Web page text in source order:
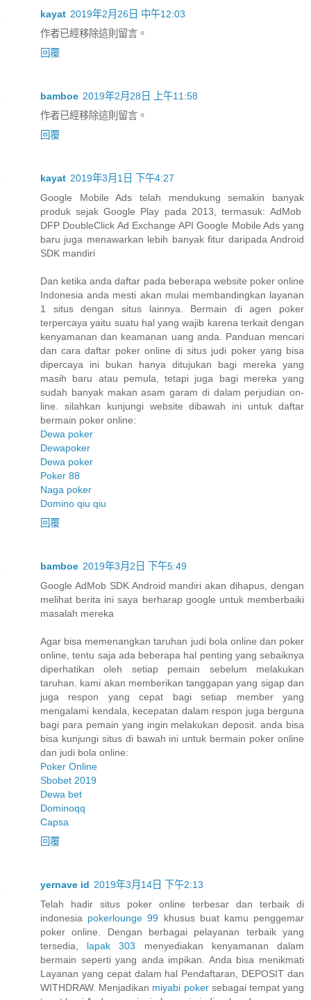
kayat 2019年2月26日 中午12:03
作者已經移除這則留言。
回覆
bamboe 2019年2月28日 上午11:58
作者已經移除這則留言。
回覆
kayat 2019年3月1日 下午4:27
Google Mobile Ads telah mendukung semakin banyak
produk sejak Google Play pada 2013, termasuk: AdMob
DFP DoubleClick Ad Exchange API Google Mobile Ads yang
baru juga menawarkan lebih banyak fitur daripada Android
SDK mandiri
Dan ketika anda daftar pada beberapa website poker online
Indonesia anda mesti akan mulai membandingkan layanan
1 situs dengan situs lainnya. Bermain di agen poker
terpercaya yaitu suatu hal yang wajib karena terkait dengan
kenyamanan dan keamanan uang anda. Panduan mencari
dan cara daftar poker online di situs judi poker yang bisa
dipercaya ini bukan hanya ditujukan bagi mereka yang
masih baru atau pemula, tetapi juga bagi mereka yang
sudah banyak makan asam garam di dalam perjudian on-
line. silahkan kunjungi website dibawah ini untuk daftar
bermain poker online:
Dewa poker
Dewapoker
Dewa poker
Poker 88
Naga poker
Domino qiu qiu
回覆
bamboe 2019年3月2日 下午5:49
Google AdMob SDK Android mandiri akan dihapus, dengan
melihat berita ini saya berharap google untuk memberbaiki
masalah mereka
Agar bisa memenangkan taruhan judi bola online dan poker
online, tentu saja ada beberapa hal penting yang sebaiknya
diperhatikan oleh setiap pemain sebelum melakukan
taruhan. kami akan memberikan tanggapan yang sigap dan
juga respon yang cepat bagi setiap member yang
mengalami kendala, kecepatan dalam respon juga berguna
bagi para pemain yang ingin melakukan deposit. anda bisa
bisa kunjungi situs di bawah ini untuk bermain poker online
dan judi bola online:
Poker Online
Sbobet 2019
Dewa bet
Dominoqq
Capsa
回覆
yernave id 2019年3月14日 下午2:13
Telah hadir situs poker online terbesar dan terbaik di
indonesia pokerlounge 99 khusus buat kamu penggemar
poker online. Dengan berbagai pelayanan terbaik yang
tersedia, lapak 303 menyediakan kenyamanan dalam
bermain seperti yang anda impikan. Anda bisa menikmati
Layanan yang cepat dalam hal Pendaftaran, DEPOSIT dan
WITHDRAW. Menjadikan miyabi pokersebagai tempat yang